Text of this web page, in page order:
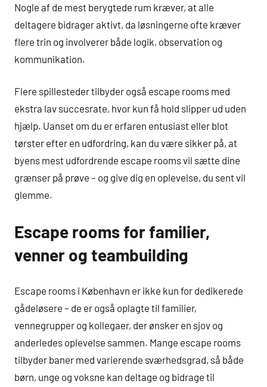
Nogle af de mest berygtede rum kræver, at alle
deltagere bidrager aktivt, da løsningerne ofte kræver
flere trin og involverer både logik, observation og
kommunikation.
Flere spillesteder tilbyder også escape rooms med
ekstra lav succesrate, hvor kun få hold slipper ud uden
hjælp. Uanset om du er erfaren entusiast eller blot
tørster efter en udfordring, kan du være sikker på, at
byens mest udfordrende escape rooms vil sætte dine
grænser på prøve – og give dig en oplevelse, du sent vil
glemme.
Escape rooms for familier,
venner og teambuilding
Escape rooms i København er ikke kun for dedikerede
gådeløsere – de er også oplagte til familier,
vennegrupper og kollegaer, der ønsker en sjov og
anderledes oplevelse sammen. Mange escape rooms
tilbyder baner med varierende sværhedsgrad, så både
børn, unge og voksne kan deltage og bidrage til